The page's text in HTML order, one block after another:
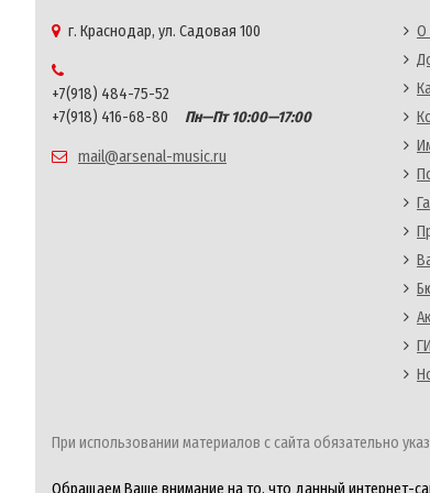
г. Краснодар, ул. Садовая 100
+7(918) 484-75-52
+7(918) 416-68-80
Пн—Пт 10:00—17:00
mail@arsenal-music.ru
О
При использовании материалов с сайта обязательно
Обращаем Ваше внимание на то, что данный интернет-